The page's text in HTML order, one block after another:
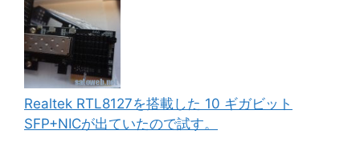
Realtek RTL8127を搭載した 10 ギガビット
SFP+NICが出ていたので試す。